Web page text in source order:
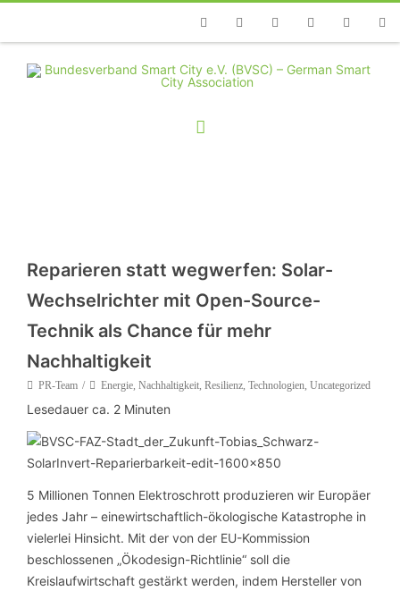
TelefonFacebookTwitterYoutubeInstagramLinkedin
Reparieren statt wegwerfen: Solar-
Wechselrichter mit Open-Source-
Technik als Chance für mehr
Nachhaltigkeit
PR-Team Energie, Nachhaltigkeit, Resilienz, Technologien, Uncategorized
Lesedauer ca. 2 Minuten
5 Millionen Tonnen Elektroschrott produzieren wir Europäer
jedes Jahr – einewirtschaftlich-ökologische Katastrophe in
vielerlei Hinsicht. Mit der von der EU-Kommission
beschlossenen „Ökodesign-Richtlinie“ soll die
Kreislaufwirtschaft gestärkt werden, indem Hersteller von